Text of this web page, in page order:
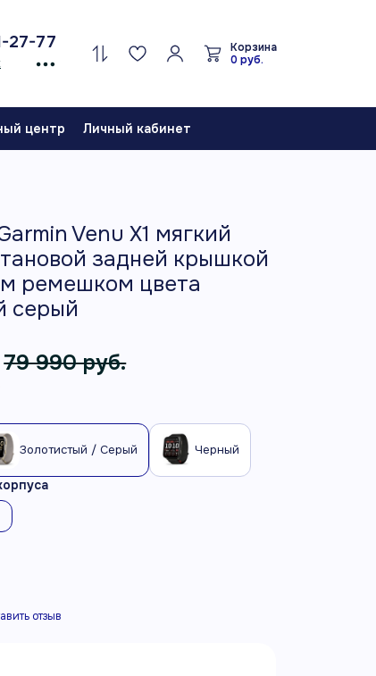
27-77
Корзина
0 руб.
центр Личный кабинет
Venu X1 мягкий
задней крышкой
ремешком цвета
серый
79 990 руб.
Золотистый / Серый Черный
отзыв